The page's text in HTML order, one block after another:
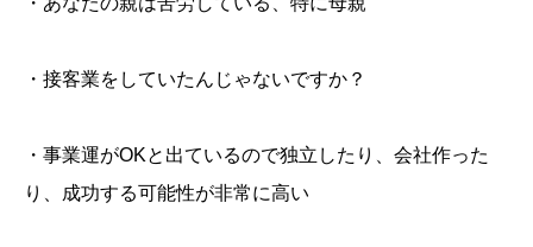
・接客業をしていたんじゃないですか？
・事業運がOKと出ているので独立したり、会社作った
り、成功する可能性が非常に高い